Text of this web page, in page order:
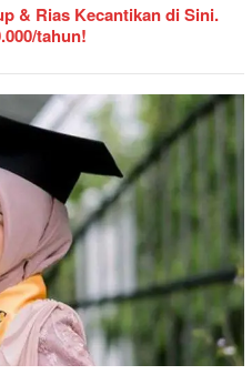
& Rias Kecantikan di Sini.
tahun!